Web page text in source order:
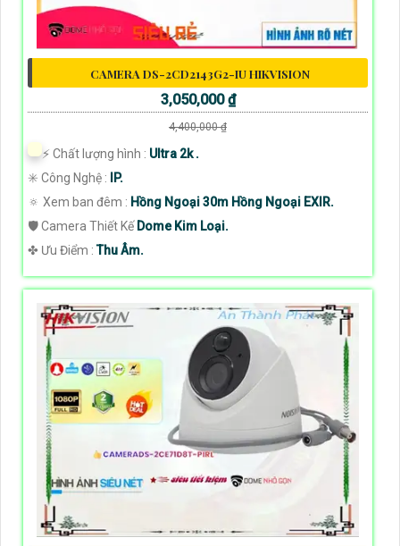
CAMERA DS-2CD2143G2-IU HIKVISION
3,050,000 ₫
4,400,000 ₫
️⚡ Chất lượng hình : Ultra 2k .
✳️ Công Nghệ :
IP.
🔅 Xem ban đêm : Hồng Ngoại 30m Hồng Ngoại EXIR.
🛡 Camera Thiết Kế Dome Kim Loại.
️✤ Ưu Điểm :Thu Âm.